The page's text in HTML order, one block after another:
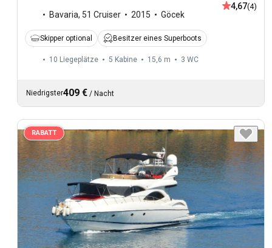
Bavaria, 51 Cruiser 2015 Göcek
4,67(4)
Skipper optional Besitzer eines Superboots
10 Liegeplätze 5 Kabine 15,6 m 3 WC
Niedrigster409 € / Nacht
RABATT